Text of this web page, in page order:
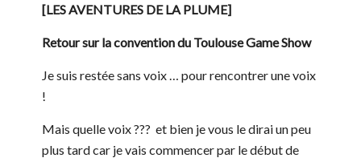
[LES AVENTURES DE LA PLUME]
Retour sur la convention du Toulouse Game Show
Je suis restée sans voix … pour rencontrer une voix
!
Mais quelle voix ??? et bien je vous le dirai un peu
plus tard car je vais commencer par le début de